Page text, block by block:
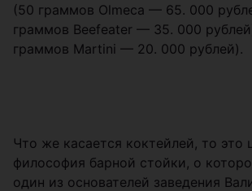
(50 граммов Olmeca — 65. 000
граммов Beefeater — 35. 000
граммов Martini — 20. 000 рублей).
Что же касается коктейлей, то это
философия барной стойки, о
один из основателей заведения